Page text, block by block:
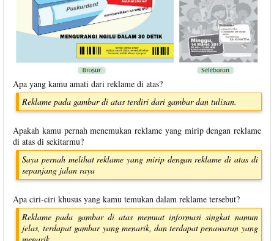
Apa yang kamu amati dari reklame di atas?
Reklame pada gambar di atas terdiri dari gambar dan tulisan.
Apakah kamu pernah menemukan reklame yang mirip dengan reklame
di atas di sekitarmu?
Saya pernah melihat reklame yang mirip dengan reklame di atas di
sepanjang jalan raya
Apa ciri-ciri khusus yang kamu temukan dalam reklame tersebut?
Reklame pada gambar di atas memuat informasi singkat namun
jelas, terdapat gambar yang menarik, dan terdapat penawaran yang